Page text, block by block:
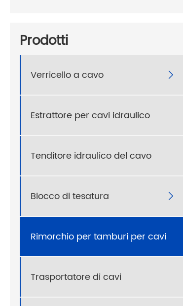
Prodotti
Verricello a cavo 
Estrattore per cavi idraulico
Tenditore idraulico del cavo
Blocco di tesatura 
Rimorchio per tamburi per cavi
Trasportatore di cavi